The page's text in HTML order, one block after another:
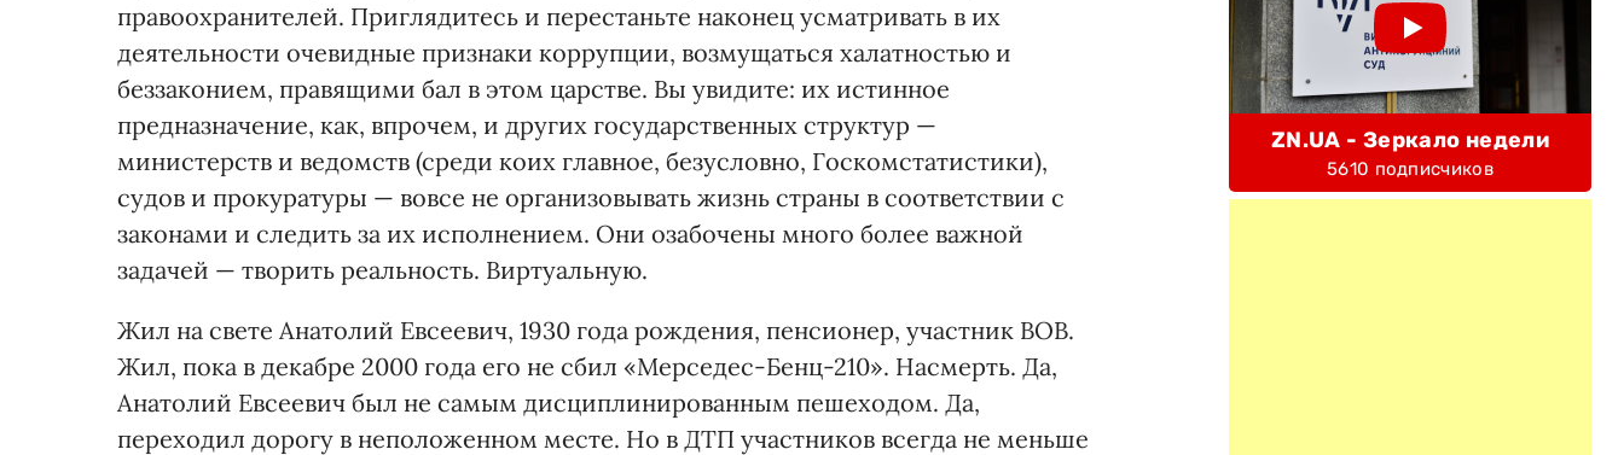
правоохранителей. Приглядитесь и перестаньте наконец усматривать в их
деятельности очевидные признаки коррупции, возмущаться халатностью и
беззаконием, правящими бал в этом царстве. Вы увидите: их истинное
предназначение, как, впрочем, и других государственных структур —
министерств и ведомств (среди коих главное, безусловно, Госкомстатистики),
судов и прокуратуры — вовсе не организовывать жизнь страны в соответствии с
законами и следить за их исполнением. Они озабочены много более важной
задачей — творить реальность. Виртуальную.
Жил на свете Анатолий Евсеевич, 1930 года рождения, пенсионер, участник ВОВ.
Жил, пока в декабре 2000 года его не сбил «Мерседес-Бенц-210». Насмерть. Да,
Анатолий Евсеевич был не самым дисциплинированным пешеходом. Да,
переходил дорогу в неположенном месте. Но в ДТП участников всегда не меньше
ZN.UA - Зеркало недели
5610 подписчиков